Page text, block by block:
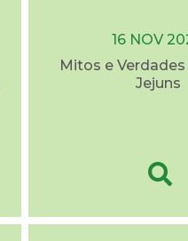
16 NOV
Mitos e
Jejuns